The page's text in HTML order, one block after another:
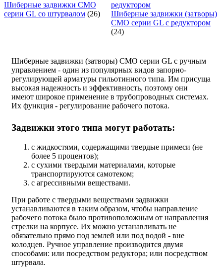
Шиберные задвижки СМО
серии GL со штурвалом (26)
Шиберные задвижки (затворы)
СМО серии GL с редуктором
(24)
Шиберные задвижки (затворы) СМО серии GL с ручным
управлением - один из популярных видов запорно-
регулирующей арматуры гильотинного типа. Им присуща
высокая надежность и эффективность, поэтому они
имеют широкое применение в трубопроводных системах.
Их функция - регулирование рабочего потока.
Задвижки этого типа могут работать:
с жидкостями, содержащими твердые примеси (не
более 5 процентов);
с сухими твердыми материалами, которые
транспортируются самотеком;
с агрессивными веществами.
При работе с твердыми веществами задвижки
устанавливаются в таким образом, чтобы направление
рабочего потока было противоположным от направления
стрелки на корпусе. Их можно устанавливать не
обязательно прямо под землей или под водой - вне
колодцев. Ручное управление производится двумя
способами: или посредством редуктора; или посредством
штурвала.